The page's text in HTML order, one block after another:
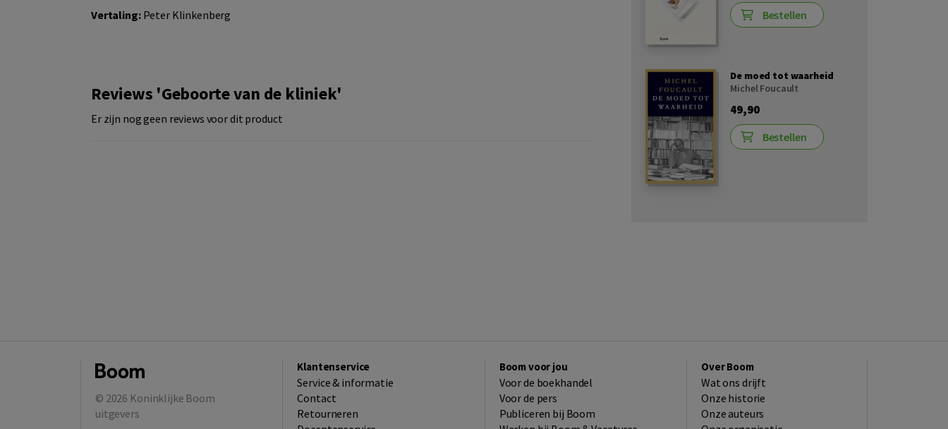
Vertaling:Peter Klinkenberg
Reviews 'Geboorte van de kliniek'
Er zijn nog geen reviews voor dit product
Bestellen
De moed tot waarheid
Michel Foucault
49,90
Bestellen
© 2026 Koninklijke Boom
uitgevers
Klantenservice
Service & informatie
Contact
Retourneren
Boom voor jou
Voor de boekhandel
Voor de pers
Publiceren bij Boom
Over Boom
Wat ons drijft
Onze historie
Onze auteurs